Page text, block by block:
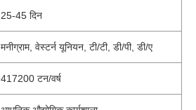
25-45 दिन
मनीग्राम, वेस्टर्न यूनियन, टी/टी, डी/पी, डी/ए
417200 टन/वर्ष